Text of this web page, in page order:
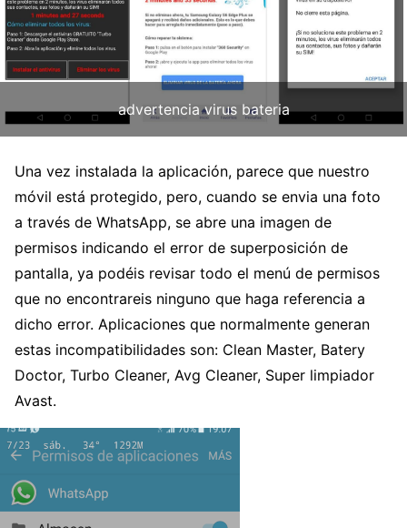
advertencia virus bateria
Una vez instalada la aplicación, parece que nuestro
móvil está protegido, pero, cuando se envia una foto
a través de WhatsApp, se abre una imagen de
permisos indicando el error de superposición de
pantalla, ya podéis revisar todo el menú de permisos
que no encontrareis ninguno que haga referencia a
dicho error. Aplicaciones que normalmente generan
estas incompatibilidades son: Clean Master, Batery
Doctor, Turbo Cleaner, Avg Cleaner, Super limpiador
Avast.